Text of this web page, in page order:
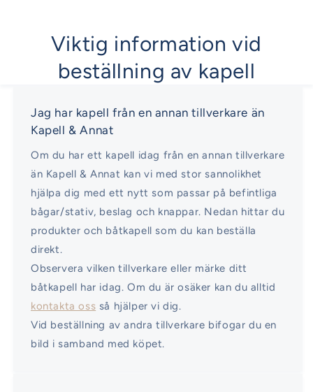
Viktig information vid
beställning av kapell
Jag har kapell från en annan tillverkare än
Kapell & Annat
Om du har ett kapell idag från en annan tillverkare
än Kapell & Annat kan vi med stor sannolikhet
hjälpa dig med ett nytt som passar på befintliga
bågar/stativ, beslag och knappar. Nedan hittar du
produkter och båtkapell som du kan beställa
direkt.
Observera vilken tillverkare eller märke ditt
båtkapell har idag. Om du är osäker kan du alltid
kontakta oss så hjälper vi dig.
Vid beställning av andra tillverkare bifogar du en
bild i samband med köpet.